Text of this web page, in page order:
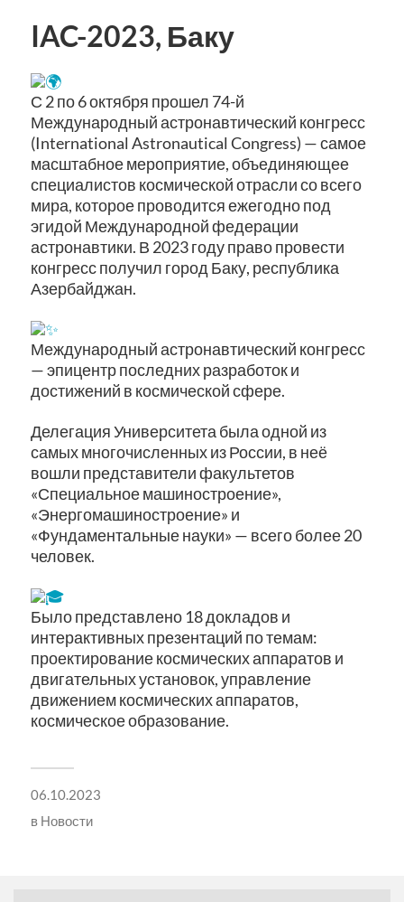
IAC-2023, Баку
С 2 по 6 октября прошел 74-й
Международный астронавтический конгресс
(International Astronautical Congress) — самое
масштабное мероприятие, объединяющее
специалистов космической отрасли со всего
мира, которое проводится ежегодно под
эгидой Международной федерации
астронавтики. В 2023 году право провести
конгресс получил город Баку, республика
Азербайджан.
Международный астронавтический конгресс
— эпицентр последних разработок и
достижений в космической сфере.
Делегация Университета была одной из
самых многочисленных из России, в неё
вошли представители факультетов
«Специальное машиностроение»,
«Энергомашиностроение» и
«Фундаментальные науки» — всего более 20
человек.
Было представлено 18 докладов и
интерактивных презентаций по темам:
проектирование космических аппаратов и
двигательных установок, управление
движением космических аппаратов,
космическое образование.
06.10.2023
в Новости